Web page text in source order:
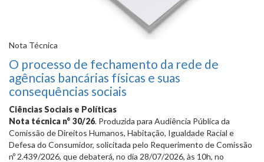
Nota Técnica
O processo de fechamento da rede de
agências bancárias físicas e suas
consequências sociais
Ciências Sociais e Políticas
Nota técnica n° 30/26. Produzida para Audiência Pública da
Comissão de Direitos Humanos, Habitação, Igualdade Racial e
Defesa do Consumidor, solicitada pelo Requerimento de Comissão
nº 2.439/2026, que debaterá, no dia 28/07/2026, às 10h, no